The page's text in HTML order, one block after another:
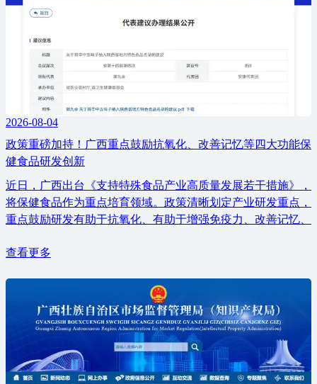
2026-08-04
政策重磅加持！广西重点鼓励抗氧化、改善记忆等四大功能保
健食品研发创新
近日，广西出台《支持特殊食品产业高质量发展若干措施》，
将保健食品作为重点培育领域。政策清晰划定产业研发重点，
重点鼓励研发有助于抗氧化、有助于增强免疫力、改善记忆、
查看更多